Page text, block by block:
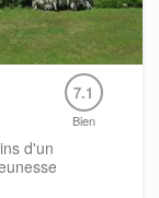
7.1
Bien
d'un